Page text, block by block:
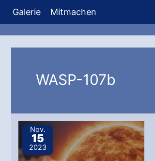
Galerie Mitmachen
WASP-107b
Nov.
15
2023